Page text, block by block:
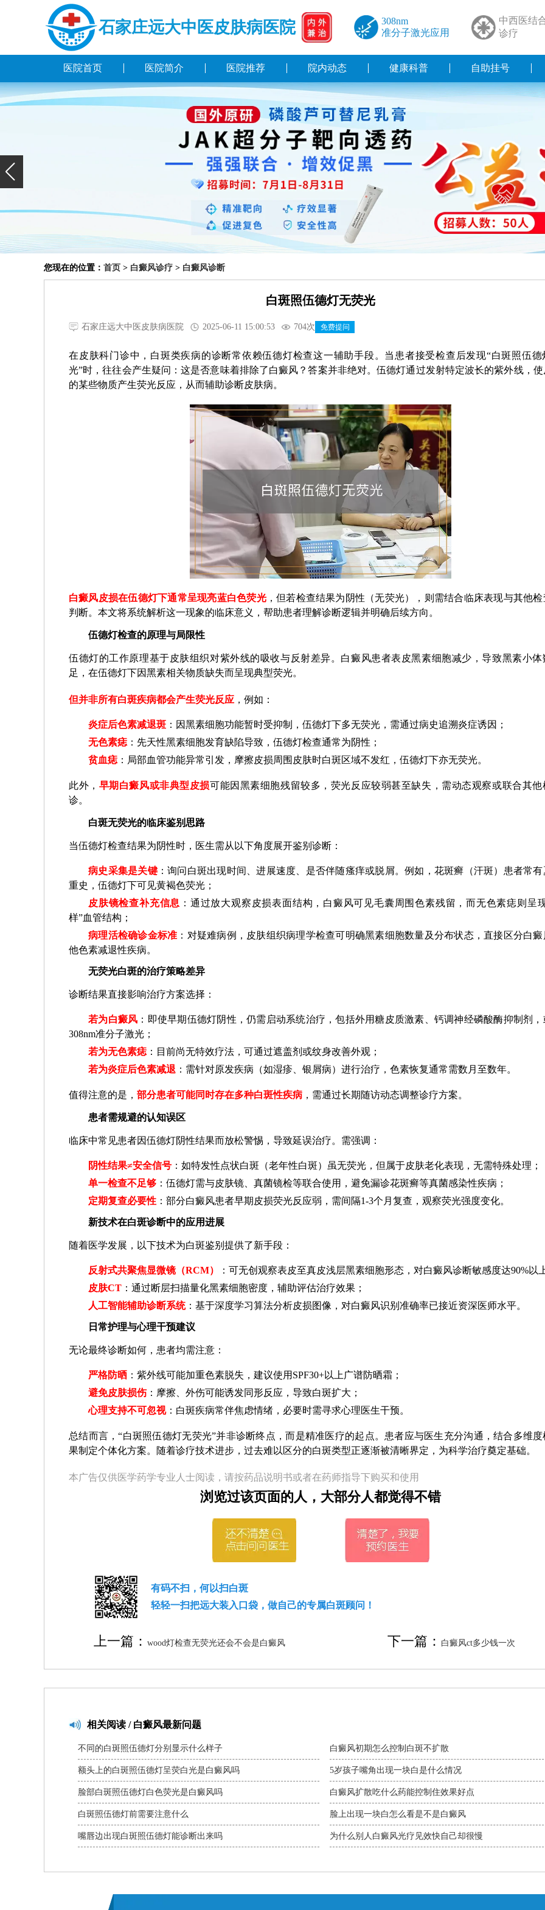
石家庄远大中医皮肤病医院
308nm
准分子激光应用
中西医结
诊疗
医院首页 医院简介 医院推荐 院内动态 健康科普 自助挂号
您现在的位置： 首页 > 白癜风诊疗 > 白癜风诊断
白斑照伍德灯无荧光
石家庄远大中医皮肤病医院 2025-06-11 15:00:53 704次 免费提问
在皮肤科门诊中，白斑类疾病的诊断常依赖伍德灯检查这一辅助手段。当患者接受检查后发现“白斑照伍德
光”时，往往会产生疑问：这是否意味着排除了白癜风？答案并非绝对。伍德灯通过发射特定波长的紫外线，
的某些物质产生荧光反应，从而辅助诊断皮肤病。
白癜风皮损在伍德灯下通常呈现亮蓝白色荧光，但若检查结果为阴性（无荧光），则需结合临床表现与其他检
判断。本文将系统解析这一现象的临床意义，帮助患者理解诊断逻辑并明确后续方向。
伍德灯检查的原理与局限性
伍德灯的工作原理基于皮肤组织对紫外线的吸收与反射差异。白癜风患者表皮黑素细胞减少，导致黑素小体
足，在伍德灯下因黑素相关物质缺失而呈现典型荧光。
但并非所有白斑疾病都会产生荧光反应 ，例如：
炎症后色素减退斑 ：因黑素细胞功能暂时受抑制，伍德灯下多无荧光，需通过病史追溯炎症诱因；
无色素痣 ：先天性黑素细胞发育缺陷导致，伍德灯检查通常为阴性；
贫血痣 ：局部血管功能异常引发，摩擦皮损周围皮肤时白斑区域不发红，伍德灯下亦无荧光。
此外， 早期白癜风或非典型皮损可能因黑素细胞残留较多，荧光反应较弱甚至缺失，需动态观察或联合其他
诊。
白斑无荧光的临床鉴别思路
当伍德灯检查结果为阴性时，医生需从以下角度展开鉴别诊断：
病史采集是关键：询问白斑出现时间、进展速度、是否伴随瘙痒或脱屑。例如，花斑癣（汗斑）患者常有
重史，伍德灯下可见黄褐色荧光；
皮肤镜检查补充信息 ：通过放大观察皮损表面结构，白癜风可见毛囊周围色素残留，而无色素痣则呈
样”血管结构；
病理活检确诊金标准 ：对疑难病例，皮肤组织病理学检查可明确黑素细胞数量及分布状态，直接区分白
他色素减退性疾病。
无荧光白斑的治疗策略差异
诊断结果直接影响治疗方案选择：
若为白癜风 ：即使早期伍德灯阴性，仍需启动系统治疗，包括外用糖皮质激素、钙调神经磷酸酶抑制剂
308nm准分子激光；
若为无色素痣 ：目前尚无特效疗法，可通过遮盖剂或纹身改善外观；
若为炎症后色素减退 ：需针对原发疾病（如湿疹、银屑病）进行治疗，色素恢复通常需数月至数年。
值得注意的是， 部分患者可能同时存在多种白斑性疾病 ，需通过长期随访动态调整诊疗方案。
患者需规避的认知误区
临床中常见患者因伍德灯阴性结果而放松警惕，导致延误治疗。需强调：
阴性结果≠安全信号 ：如特发性点状白斑（老年性白斑）虽无荧光，但属于皮肤老化表现，无需特殊处理；
单一检查不足够 ：伍德灯需与皮肤镜、真菌镜检等联合使用，避免漏诊花斑癣等真菌感染性疾病；
定期复查必要性 ：部分白癜风患者早期皮损荧光反应弱，需间隔1-3个月复查，观察荧光强度变化。
新技术在白斑诊断中的应用进展
随着医学发展，以下技术为白斑鉴别提供了新手段：
反射式共聚焦显微镜（RCM）
：可无创观察表皮至真皮浅层黑素细胞形态，对白癜风诊断敏感度达90%以
皮肤CT ：通过断层扫描量化黑素细胞密度，辅助评估治疗效果；
人工智能辅助诊断系统：基于深度学习算法分析皮损图像，对白癜风识别准确率已接近资深医师水平。
日常护理与心理干预建议
无论最终诊断如何，患者均需注意：
严格防晒 ：紫外线可能加重色素脱失，建议使用SPF30+以上广谱防晒霜；
避免皮肤损伤：摩擦、外伤可能诱发同形反应，导致白斑扩大；
心理支持不可忽视：白斑疾病常伴焦虑情绪，必要时需寻求心理医生干预。
总结而言，“白斑照伍德灯无荧光”并非诊断终点，而是精准医疗的起点。患者应与医生充分沟通，结合多维
果制定个体化方案。随着诊疗技术进步，过去难以区分的白斑类型正逐渐被清晰界定，为科学治疗奠定基础。
本广告仅供医学药学专业人士阅读，请按药品说明书或者在药师指导下购买和使用
浏览过该页面的人，大部分人都觉得不错
有码不扫，何以扫白斑
轻轻一扫把远大装入口袋，做自己的专属白斑顾问！
上一篇：wood灯检查无荧光还会不会是白癜风 下一篇： 白癜风ct多少钱一次
相关阅读 / 白癜风最新问题
不同的白斑照伍德灯分别显示什么样子
额头上的白斑照伍德灯呈荧白光是白癜风吗
脸部白斑照伍德灯白色荧光是白癜风吗
白斑照伍德灯前需要注意什么
嘴唇边出现白斑照伍德灯能诊断出来吗
白癜风初期怎么控制白斑不扩散
5岁孩子嘴角出现一块白是什么情况
白癜风扩散吃什么药能控制住效果好点
脸上出现一块白怎么看是不是白癜风
为什么别人白癜风光疗见效快自己却很慢